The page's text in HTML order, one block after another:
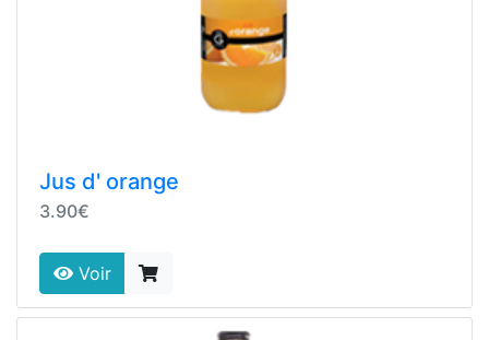
Jus d' orange
3.90€
Voir